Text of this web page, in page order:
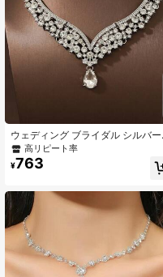
ウェディング ブライダル シルバー
ネックレス & ピアスジュエリーセッ
ト 3点入り、エレガント 結婚式パー
ティーのアクセサリー
高リピート率
¥763